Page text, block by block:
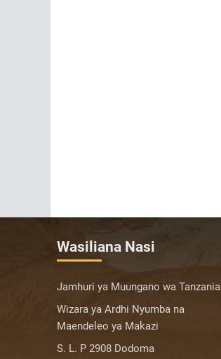
Wasiliana Nasi
Jamhuri ya Muungano wa Tanzania
Wizara ya Ardhi Nyumba na
Maendeleo ya Makazi
S. L. P 2908 Dodoma